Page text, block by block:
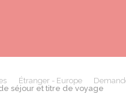
Étranger - Europe
séjour et titre de voyage